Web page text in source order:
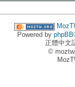
Powered by phpBB
正體中文
©